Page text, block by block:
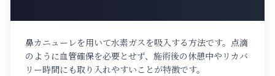
鼻カニューレを用いて水素ガスを吸入する方法です。点滴
のように血管確保を必要とせず、施術後の休憩中やリカバ
リー時間にも取り入れやすいことが特徴です。